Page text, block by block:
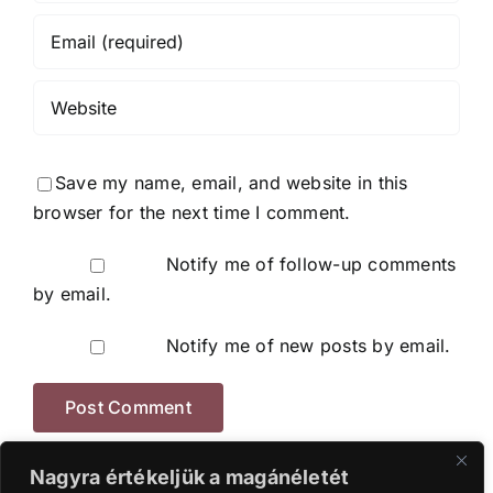
Nagyra értékeljük a magánéletét
Save my name, email, and website in this
browser for the next time I comment.
Notify me of follow-up comments
by email.
Notify me of new posts by email.